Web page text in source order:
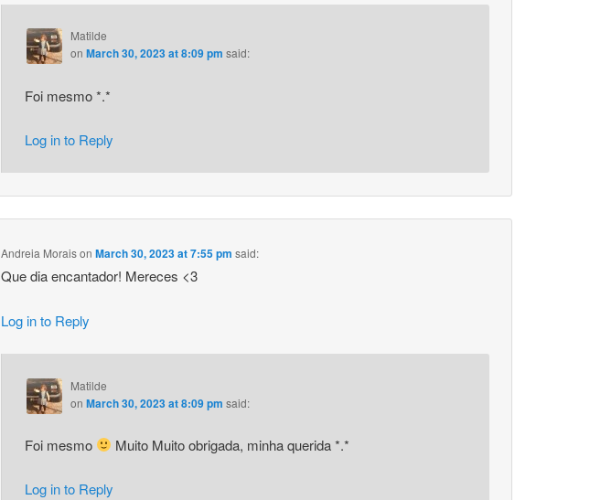
Matilde
on March 30, 2023 at 8:09 pm said:
Foi mesmo *.*
Log in to Reply
Andreia MoraisonMarch 30, 2023 at 7:55 pm said:
Que dia encantador! Mereces <3
Log in to Reply
Matilde
on March 30, 2023 at 8:09 pm said:
Foi mesmo Muito Muito obrigada, minha querida *.*
Log in to Reply